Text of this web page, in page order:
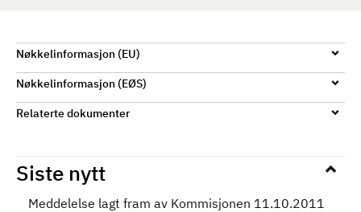
Nøkkelinformasjon (EU)
Nøkkelinformasjon (EØS)
Relaterte dokumenter
Siste nytt
Meddelelse lagt fram av Kommisjonen 11.10.2011